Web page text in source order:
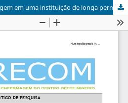
Diagnósticos de enfermagem em uma instituição de longa permanência para idosos